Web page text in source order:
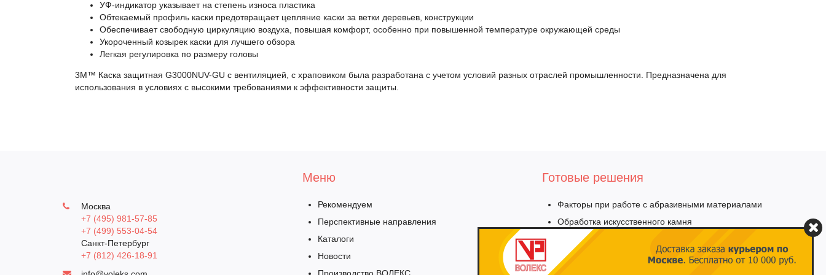
УФ-индикатор указывает на степень износа пластика
Обтекаемый профиль каски предотвращает цепляние каски за ветки деревьев, конструкции
Обеспечивает свободную циркуляцию воздуха, повышая комфорт, особенно при повышенной температуре окружающей среды
Укороченный козырек каски для лучшего обзора
Легкая регулировка по размеру головы
3M™ Каска защитная G3000NUV-GU c вентиляцией, с храповиком была разработана с учетом условий разных отраслей промышленности. Предназначена для
использования в условиях с высокими требованиями к эффективности защиты.
Москва
+7 (495) 981-57-85
+7 (499) 553-04-54
Санкт-Петербург
+7 (812) 426-18-91
Меню
Рекомендуем
Перспективные направления
Каталоги
Новости
Готовые решения
Факторы при работе с абразивными материалами
Обработка искусственного камня
Шлифовка нержавеющей стали
Осветление сварного шва и удаление цветов
побежалости